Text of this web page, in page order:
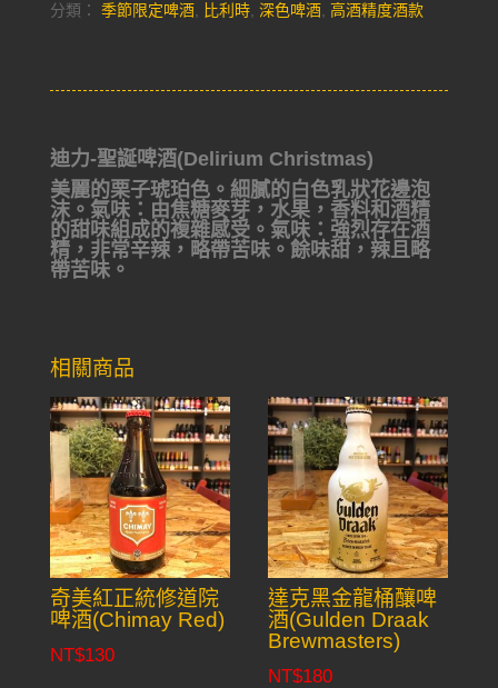
分類： 季節限定啤酒, 比利時, 深色啤酒, 高酒精度酒款
迪力-聖誕啤酒(Delirium Christmas)
美麗的栗子琥珀色。細膩的白色乳狀花邊泡
沫。氣味：由焦糖麥芽，水果，香料和酒精
的甜味組成的複雜感受。氣味：強烈存在酒
精，非常辛辣，略帶苦味。餘味甜，辣且略
帶苦味。
相關商品
奇美紅正統修道院
啤酒(Chimay Red)
NT$130
達克黑金龍桶釀啤
酒(Gulden Draak
Brewmasters)
NT$180